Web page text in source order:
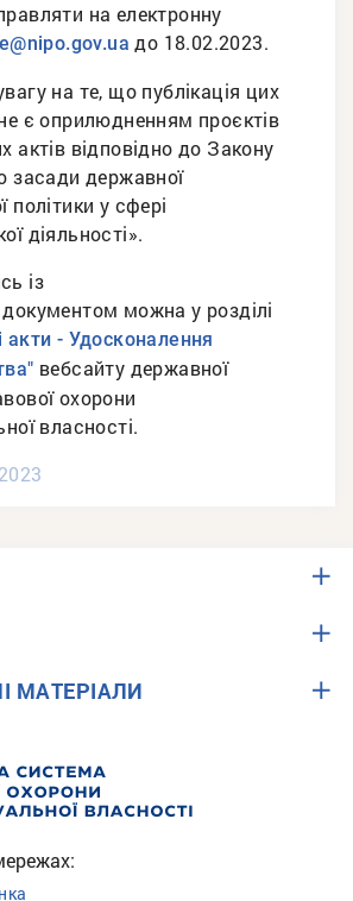
на електронну
до 18.02.2023.
на те, що публікація цих
є оприлюдненням проєктів
актів відповідно до Закону
засади державної
політики у сфері
діяльності».
із
можна у розділі
акти - Удосконалення
вебсайту державної
охорони
власності.
МАТЕРІАЛИ